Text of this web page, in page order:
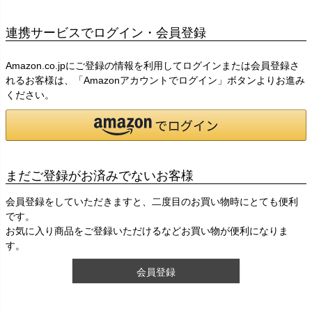
連携サービスでログイン・会員登録
Amazon.co.jpにご登録の情報を利用してログインまたは会員登録さ
れるお客様は、「Amazonアカウントでログイン」ボタンよりお進み
ください。
まだご登録がお済みでないお客様
会員登録をしていただきますと、二度目のお買い物時にとても便利
です。
お気に入り商品をご登録いただけるなどお買い物が便利になりま
す。
会員登録